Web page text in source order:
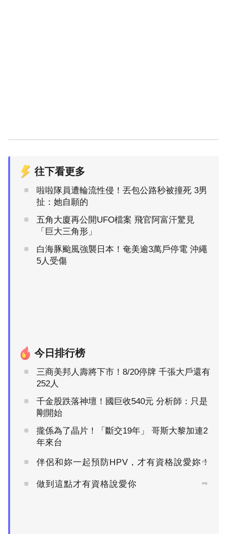
往下看更多
啦啦隊員遭輪流性侵！丟包公路秒被撞死 3男
扯：她自願的
五角大廈再公開UFO檔案 飛官阿富汗驚見
「巨大三角形」
白海豚颱風強襲日本！奄美逾3萬戶停電 沖繩
5人受傷
今日排行榜
三商美邦人壽將下市！8/20停牌 千張大戶還有
252人
千金股跌落神壇！國巨收540元 分析師：只是
剛開始
攏係為了晶片！「斷交19年」 哥斯大黎加連2
年來台
伴侶和妳一起預防HPV，才有資格說愛妳！
PR
做到這點才有資格說愛你 PR